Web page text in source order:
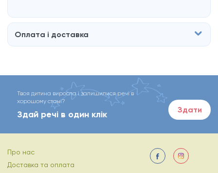
Оплата і доставка
Твоя дитина виросла і залишилися речі в
хорошому стані?
Здай речі в один клік Здати
Про нас
Доставка та оплата